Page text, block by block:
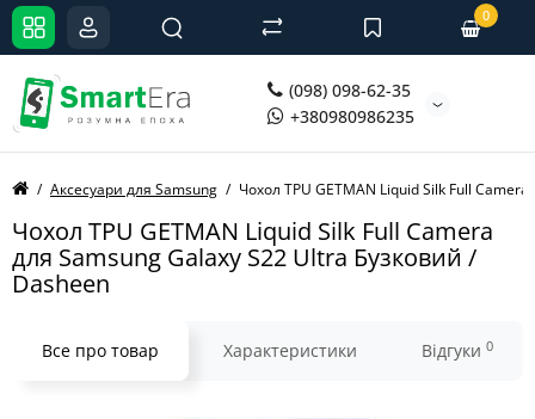
(098) 098-62-35
+380980986235
0
Аксесуари для Samsung Чохол TPU GETMAN Liquid Silk Full
Чохол TPU GETMAN Liquid Silk Full Camera
для Samsung Galaxy S22 Ultra Бузковий /
Dasheen
Все про товар Характеристики Відгуки 0